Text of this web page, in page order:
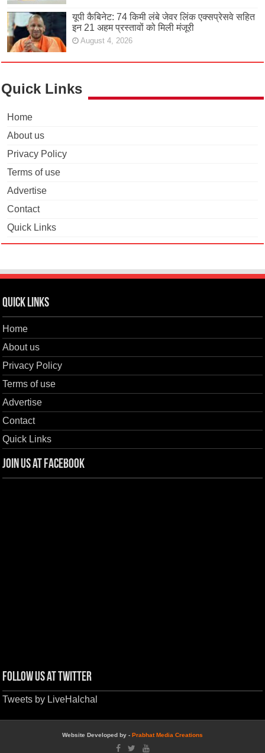
यूपी कैबिनेट: 74 किमी लंबे जेवर लिंक एक्सप्रेसवे सहित
इन 21 अहम प्रस्तावों को मिली मंजूरी
August 4, 2026
Quick Links
Home
About us
Privacy Policy
Terms of use
Advertise
Contact
Quick Links
Quick Links
Home
About us
Privacy Policy
Terms of use
Advertise
Contact
Quick Links
Join us at Facebook
Follow us at Twitter
Tweets by LiveHalchal
Website Developed by - Prabhat Media Creations